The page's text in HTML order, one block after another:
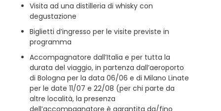
Visita ad una distilleria di whisky con
degustazione
Biglietti d’ingresso per le visite previste in
programma
Accompagnatore dall’Italia e per tutta la
durata del viaggio, in partenza dall’aeroporto
di Bologna per la data 06/06 e di Milano Linate
per le date 11/07 e 22/08 (per chi parte da
altre località, la presenza
dell’accompagnatore è garantita da/fino